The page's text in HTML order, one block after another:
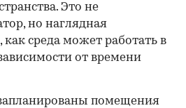
Это не
но наглядная
как среда может работать в
от времени
помещения